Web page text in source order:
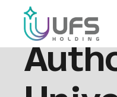
content